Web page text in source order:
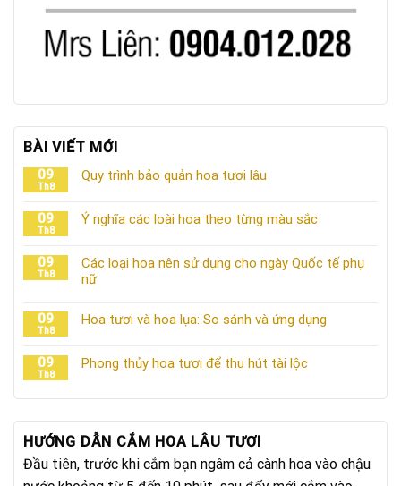
BÀI VIẾT MỚI
09
Th8
Quy trình bảo quản hoa tươi lâu
09
Th8
Ý nghĩa các loài hoa theo từng màu sắc
09
Th8
Các loại hoa nên sử dụng cho ngày Quốc tế phụ
nữ
09
Th8
Hoa tươi và hoa lụa: So sánh và ứng dụng
09
Th8
Phong thủy hoa tươi để thu hút tài lộc
HƯỚNG DẪN CẮM HOA LÂU TƯƠI
Đầu tiên, trước khi cắm bạn ngâm cả cành hoa vào chậu